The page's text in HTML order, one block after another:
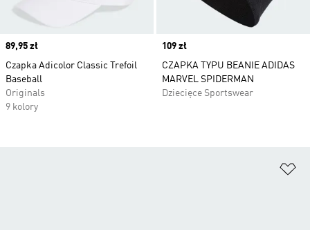
Price
89,95 zł
Czapka Adicolor Classic Trefoil
Baseball
Originals
9 kolory
Price
109 zł
CZAPKA TYPU BEANIE ADIDAS
MARVEL SPIDERMAN
Dziecięce Sportswear